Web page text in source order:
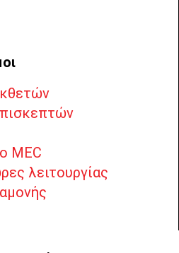
MEC
λειτουργίας